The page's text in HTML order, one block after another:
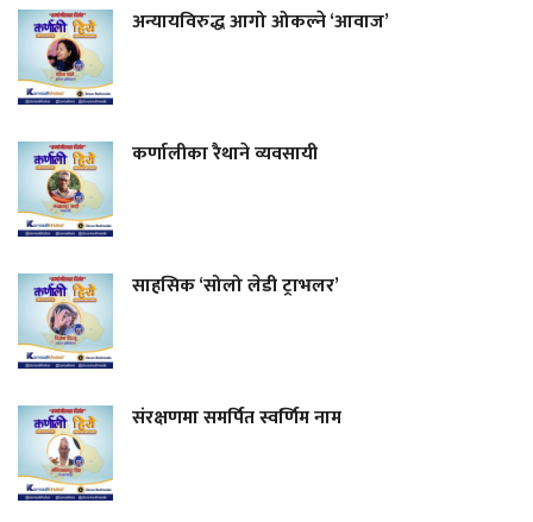
अन्यायविरुद्ध आगो ओकल्ने ‘आवाज’
कर्णालीका रैथाने व्यवसायी
साहसिक ‘सोलो लेडी ट्राभलर’
संरक्षणमा समर्पित स्वर्णिम नाम